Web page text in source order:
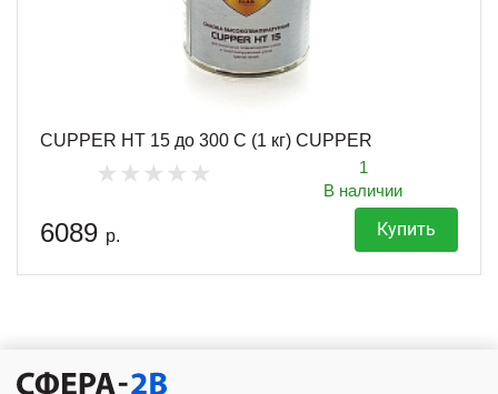
CUPPER HT 15 до 300 С (1 кг) CUPPER
1
В наличии
6089 р. Купить